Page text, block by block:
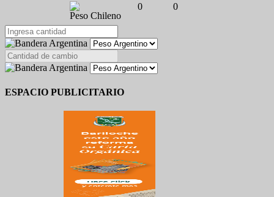
Peso Chileno
0 0
ESPACIO PUBLICITARIO